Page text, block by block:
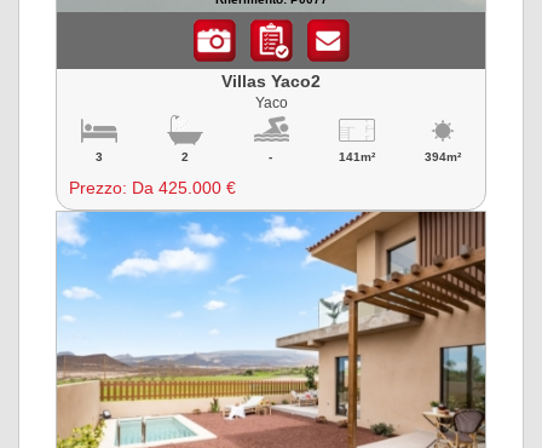
Villas Yaco2
Yaco
3 2 - 141m² 394m²
Prezzo: Da 425.000 €